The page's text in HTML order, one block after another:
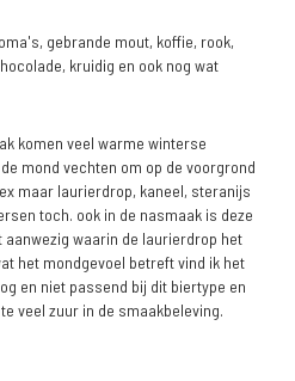
gebrande mout, koffie, rook,
kruidig en ook nog wat
komen veel warme winterse
mond vechten om op de voorgrond
maar laurierdrop, kaneel, steranijs
toch. ook in de nasmaak is deze
waarin de laurierdrop het
het mondgevoel betreft vind ik het
en niet passend bij dit biertype en
veel zuur in de smaakbeleving.